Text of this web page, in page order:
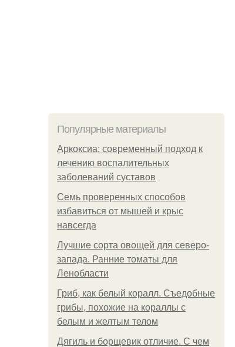
Популярные материалы
Аркоксиа: современный подход к
лечению воспалительных
заболеваний суставов
Семь проверенных способов
избавиться от мышей и крыс
навсегда
Лучшие сорта овощей для северо-
запада. Ранние томаты для
Ленобласти
Гриб, как белый коралл. Съедобные
грибы, похожие на кораллы с
белым и желтым телом
Дягиль и борщевик отличие. С чем